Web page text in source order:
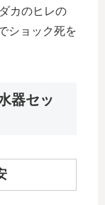
カのヒレの
ショック死を
器セッ